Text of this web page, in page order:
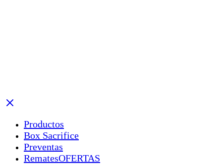
Productos
Box Sacrifice
Preventas
RematesOFERTAS